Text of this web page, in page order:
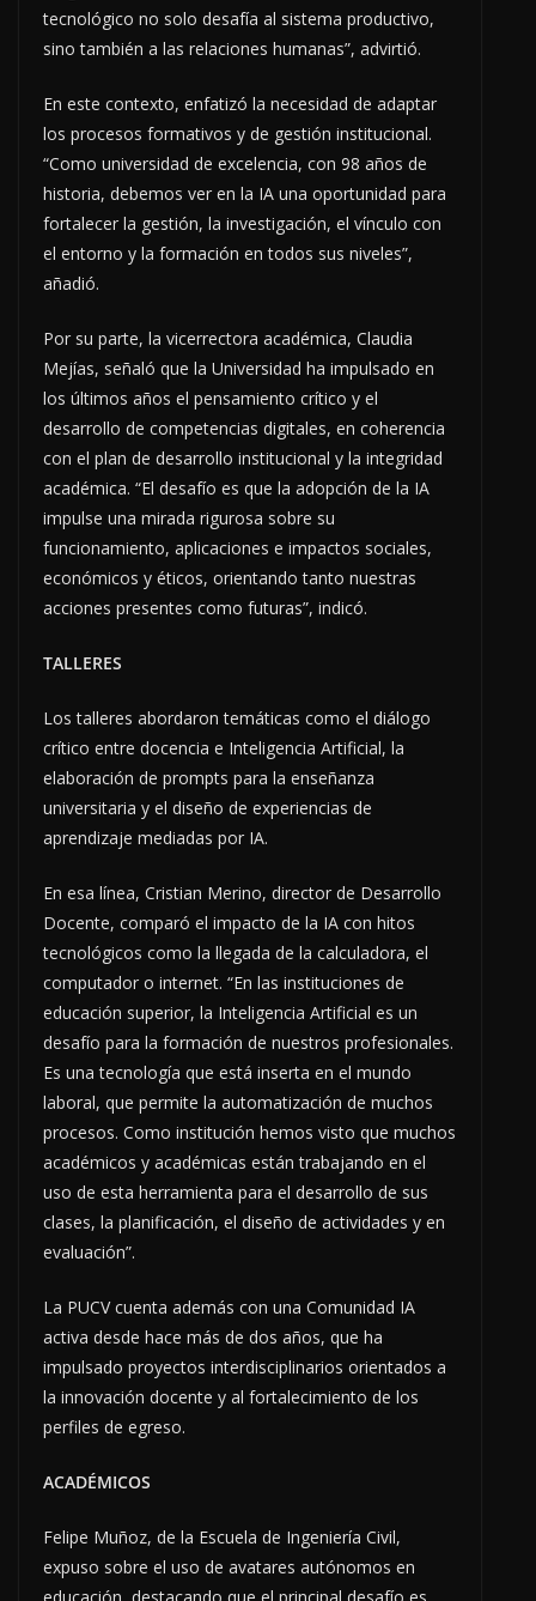
tecnológico no solo desafía al sistema productivo,
sino también a las relaciones humanas”, advirtió.
En este contexto, enfatizó la necesidad de adaptar
los procesos formativos y de gestión institucional.
“Como universidad de excelencia, con 98 años de
historia, debemos ver en la IA una oportunidad para
fortalecer la gestión, la investigación, el vínculo con
el entorno y la formación en todos sus niveles”,
añadió.
Por su parte, la vicerrectora académica, Claudia
Mejías, señaló que la Universidad ha impulsado en
los últimos años el pensamiento crítico y el
desarrollo de competencias digitales, en coherencia
con el plan de desarrollo institucional y la integridad
académica. “El desafío es que la adopción de la IA
impulse una mirada rigurosa sobre su
funcionamiento, aplicaciones e impactos sociales,
económicos y éticos, orientando tanto nuestras
acciones presentes como futuras”, indicó.
TALLERES
Los talleres abordaron temáticas como el diálogo
crítico entre docencia e Inteligencia Artificial, la
elaboración de prompts para la enseñanza
universitaria y el diseño de experiencias de
aprendizaje mediadas por IA.
En esa línea, Cristian Merino, director de Desarrollo
Docente, comparó el impacto de la IA con hitos
tecnológicos como la llegada de la calculadora, el
computador o internet. “En las instituciones de
educación superior, la Inteligencia Artificial es un
desafío para la formación de nuestros profesionales.
Es una tecnología que está inserta en el mundo
laboral, que permite la automatización de muchos
procesos. Como institución hemos visto que muchos
académicos y académicas están trabajando en el
uso de esta herramienta para el desarrollo de sus
clases, la planificación, el diseño de actividades y en
evaluación”.
La PUCV cuenta además con una Comunidad IA
activa desde hace más de dos años, que ha
impulsado proyectos interdisciplinarios orientados a
la innovación docente y al fortalecimiento de los
perfiles de egreso.
ACADÉMICOS
Felipe Muñoz, de la Escuela de Ingeniería Civil,
expuso sobre el uso de avatares autónomos en